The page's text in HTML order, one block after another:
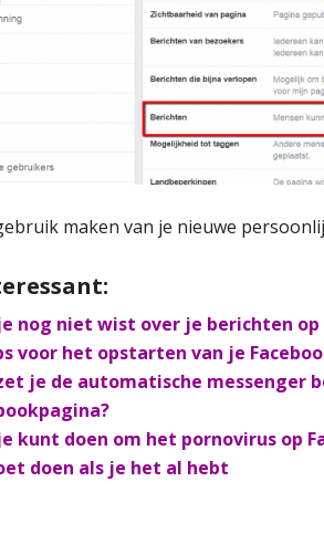
maken van je nieuwe
nog niet wist over je berichten op
voor het opstarten van je
je de automatische messenger
kunt doen om het pornovirus op
doen als je het al hebt